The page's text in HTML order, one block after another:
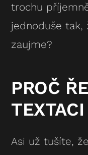
trochu
jednoduše tak,
zaujme?
PROČ
Asi už tušíte,